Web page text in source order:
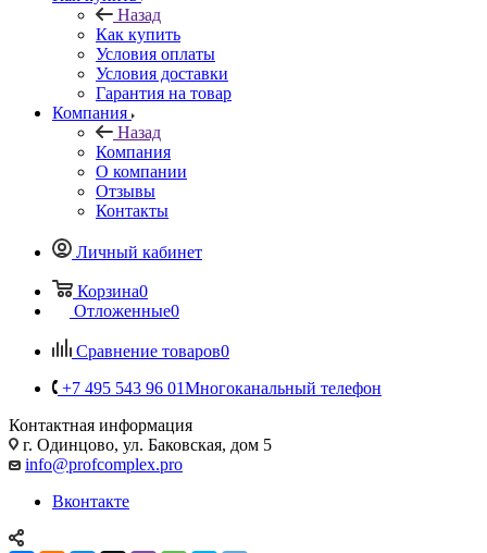
Назад
Как купить
Условия оплаты
Условия доставки
Гарантия на товар
Компания
Назад
Компания
О компании
Отзывы
Контакты
Личный кабинет
Корзина0
Отложенные0
Сравнение товаров0
+7 495 543 96 01Многоканальный телефон
Контактная информация
г. Одинцово, ул. Баковская, дом 5
info@profcomplex.pro
Вконтакте